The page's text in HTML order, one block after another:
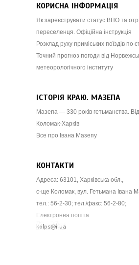
КОРИСНА ІНФОРМАЦІЯ
Як зареєструвати статус ВПО та
переселенця. Офіційна інструкція
Розклад руху приміських поїздів по
Точний прогноз погоди від
метеорологічного інституту
ІСТОРІЯ КРАЮ. МАЗЕПА
Мазепа — 330 років гетьманства.
Коломак-Харків
Все про Івана Мазепу
КОНТАКТИ
Адреса: 63101, Харківська обл.,
с-ще Коломак, вул. Гетьмана Івана
тел.: 56-2-30; тел./факс: 56-2-80;
Електронна пошта: